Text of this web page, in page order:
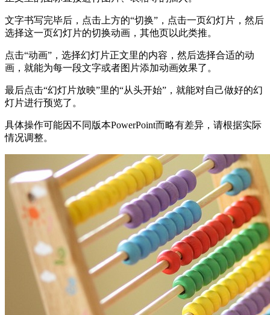
文字书写完毕后，点击上方的“切换”，点击一页幻灯片，然后
选择这一页幻灯片的切换动画，其他页以此类推。
点击“动画”，选择幻灯片正文里的内容，然后选择合适的动
画，就能为每一段文字或者图片添加动画效果了。
最后点击“幻灯片放映”里的“从头开始”，就能对自己做好的幻
灯片进行预览了。
具体操作可能因不同版本PowerPoint而略有差异，请根据实际
情况调整。